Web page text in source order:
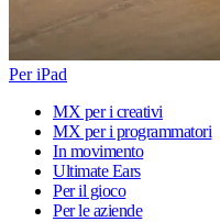
Per iPad
MX per i creativi
MX per i programmatori
In movimento
Ultimate Ears
Per il gioco
Per le aziende